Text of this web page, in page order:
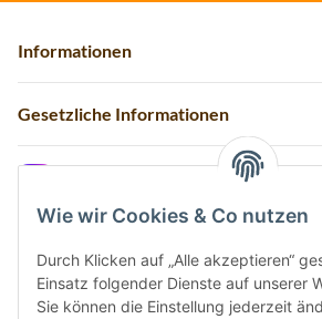
Wie wir Cookies & Co nutzen
Durch Klicken auf „Alle akzeptieren“
Einsatz folgender Dienste auf unserer
Sie können die Einstellung jederzeit
Informationen
Gesetzliche Informationen
Vertrag